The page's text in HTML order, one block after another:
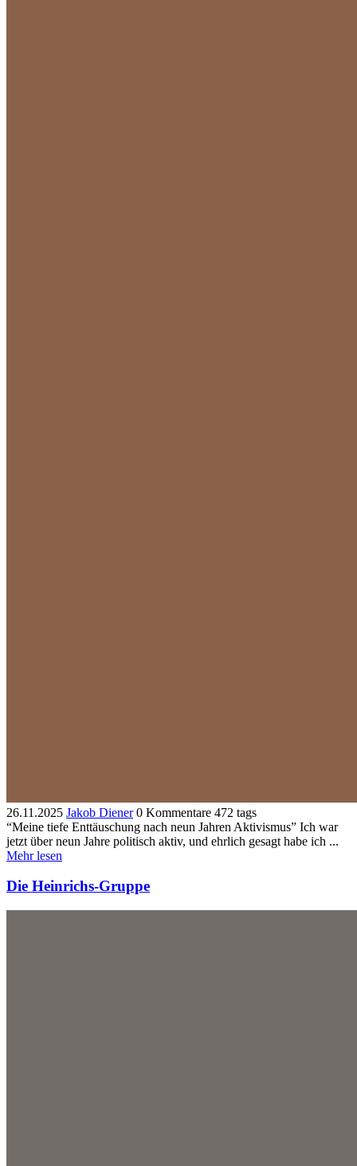
26.11.2025 Jakob Diener 0 Kommentare 472 tags
“Meine tiefe Enttäuschung nach neun Jahren Aktivismus” Ich war
jetzt über neun Jahre politisch aktiv, und ehrlich gesagt habe ich ...
Mehr lesen
Die Heinrichs-Gruppe